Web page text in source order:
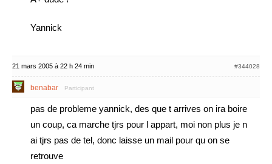
Yannick
21 mars 2005 à 22 h 24 min #344028
benabar Participant
pas de probleme yannick, des que t arrives on ira boire
un coup, ca marche tjrs pour l appart, moi non plus je n
ai tjrs pas de tel, donc laisse un mail pour qu on se
retrouve